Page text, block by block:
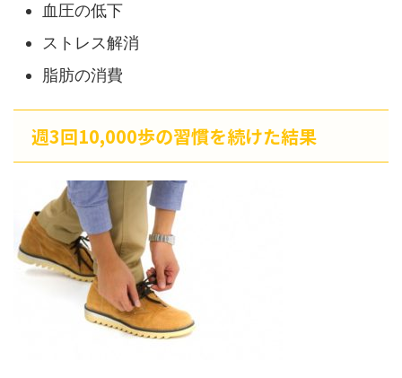
血圧の低下
ストレス解消
脂肪の消費
週3回10,000歩の習慣を続けた結果